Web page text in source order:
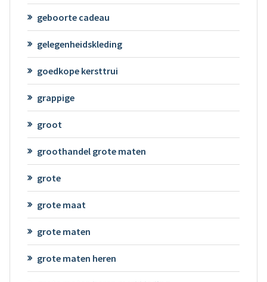
geboorte cadeau
gelegenheidskleding
goedkope kersttrui
grappige
groot
groothandel grote maten
grote
grote maat
grote maten
grote maten heren